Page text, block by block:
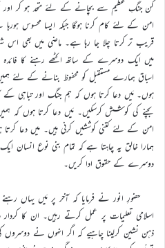
کن جنگِ عظیم سے بچانے کے لئے متحد ہو کر
امن کے لئے کام کرنا ہوگا جبکہ ایسا محسوس
قریب تر کرتا چلا جا رہا ہے۔ ماضی میں بھی
میں ایک دوسرے کے ساتھ اکٹھے رہنے کا
اسباق ہمارے مستقبل کو محفوظ بنانے کے لئے
ہوں۔ مَیں دعا کرتا ہوں کہ ہم جنگ اور
بچنے کی کوشش کرسکیں۔ مَیں دعا کرتا ہوں کہ
امن کے لئے کتنی کوششیں کرنی ہیں۔ میں دعا
ہمارا خالق یہ چاہتا ہے کہ تمام بنی نوع
دوسرے کے حقوق ادا کریں۔
حضورِ انور نے فرمایا کہ آخر پر مَیں یہاں
اسلامی تعلیمات پر عمل کرتے رہیں۔ ان کا
ذہن نشین کرلینا چاہیے کہ اگر انہوں نے دوسروں